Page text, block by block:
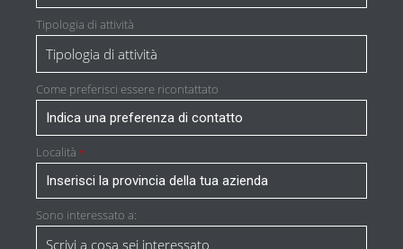
Tipologia di attività
Come preferisci essere ricontattato
Località *
Sono interessato a: